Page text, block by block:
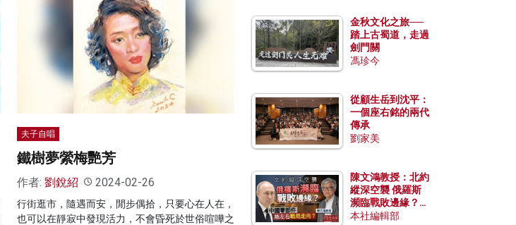
夫子自唱
鐵樹夢縈梅艷芳
作者: 劉銳紹 2024-02-26
行街逛市，隨遇而安，閒步偶拾，只要心在人在，
也可以在靜寂中發現活力，不會昏死於世俗喧嘩之
金秋文化之旅──
踏上古蜀道，走過
劍門關
馮珍今
從顧生岳到沈平：
一個座右銘的兩代
傳承
劉家美
陳文鴻教授：北約
縱深空襲 俄羅斯
瀕臨戰敗邊緣？中
國零部件能左右戰
本社編輯部